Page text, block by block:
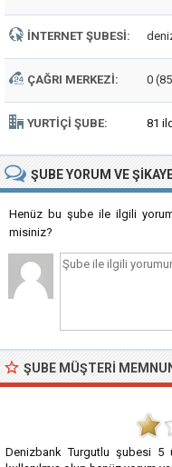
İNTERNET ŞUBESI:
ÇAĞRI MERKEZI: 0
YURTIÇI ŞUBE: 81
ŞUBEYORUM VE
Henüz bu şube ile ilgili
misiniz?
ŞUBE MÜŞTERI
Denizbank Turgutlu şubesi 5